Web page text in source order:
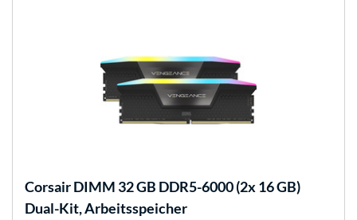
CorsairDIMM 32 GB DDR5-6000 (2x 16 GB)
Dual-Kit, Arbeitsspeicher